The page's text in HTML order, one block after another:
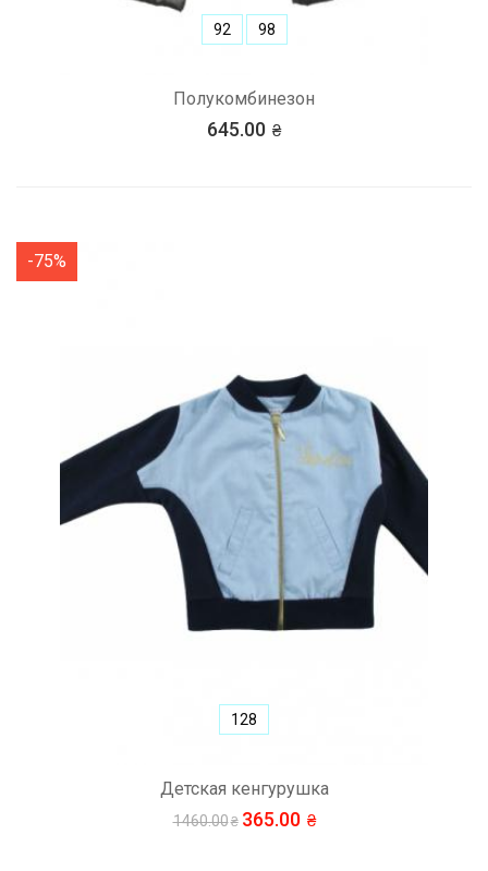
Полукомбинезон
645.00
92 98
-75%
Детская кенгурушка
1460.00 365.00
128